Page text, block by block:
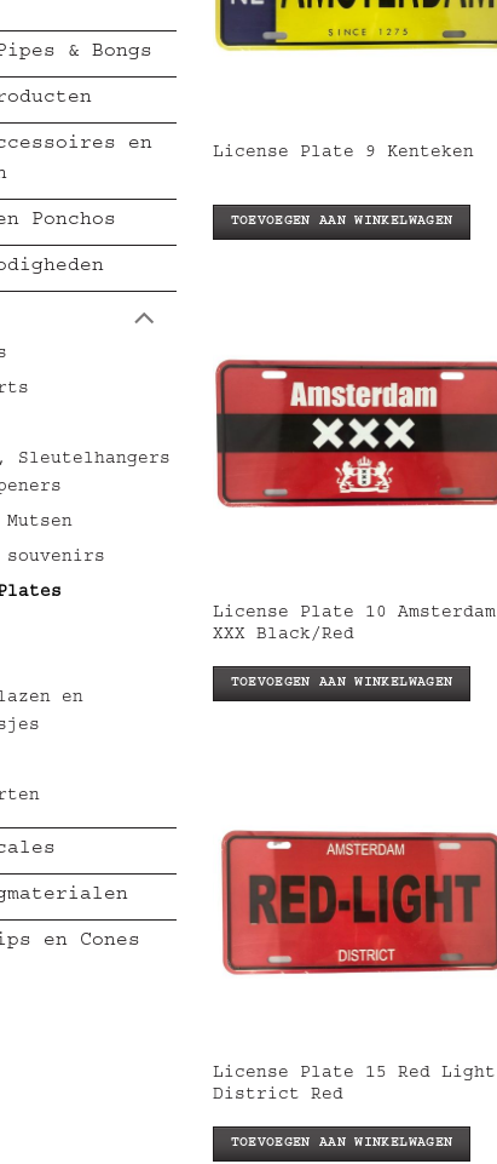
& Bongs
en
Ponchos
Sleutelhangers
souvenirs
en
en Cones
License Plate 9 Kenteken
TOEVOEGEN AAN WINKELWAGEN
License Plate 10 Amsterdam
XXX Black/Red
TOEVOEGEN AAN WINKELWAGEN
License Plate 15 Red Light
District Red
TOEVOEGEN AAN WINKELWAGEN